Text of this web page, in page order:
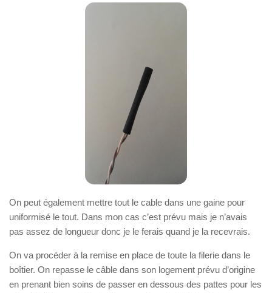
On peut également mettre tout le cable dans une gaine pour
uniformisé le tout. Dans mon cas c’est prévu mais je n’avais
pas assez de longueur donc je le ferais quand je la recevrais.
On va procéder à la remise en place de toute la filerie dans le
boîtier. On repasse le câble dans son logement prévu d’origine
en prenant bien soins de passer en dessous des pattes pour les